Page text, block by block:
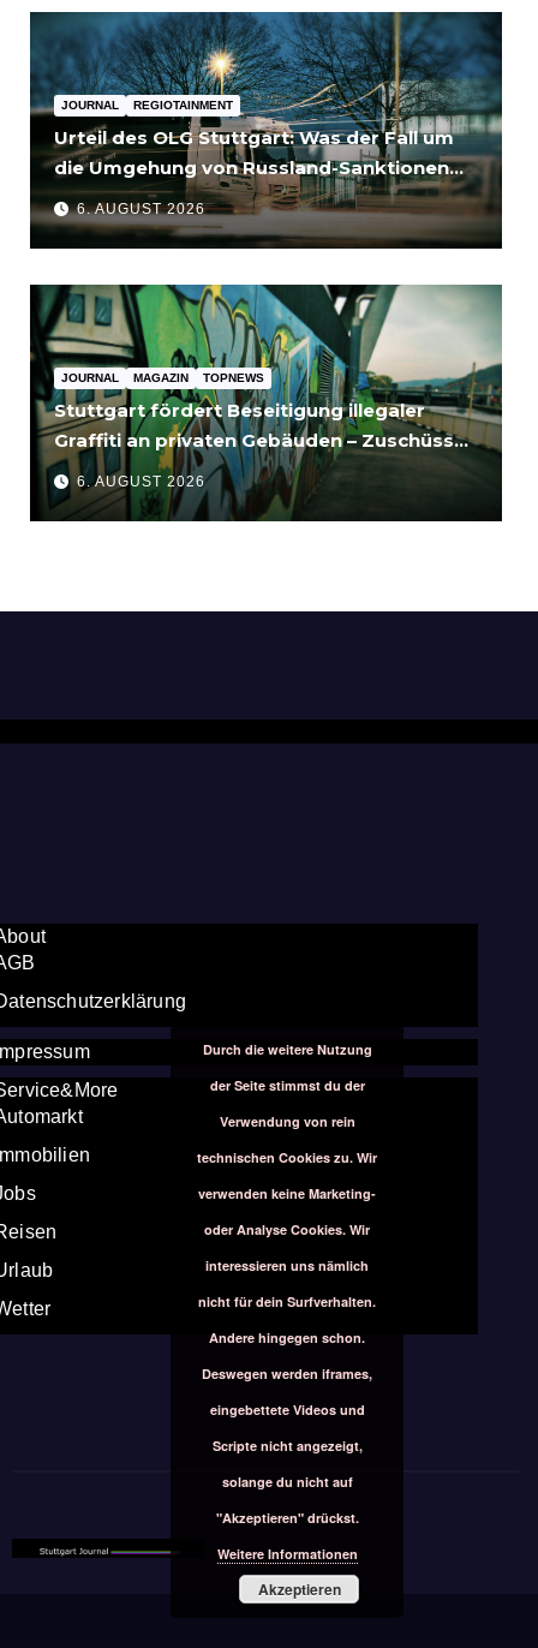
JOURNAL REGIOTAINMENT
Urteil des OLG Stuttgart: Was der Fall um
die Umgehung von Russland-Sanktionen
für Unternehmen bedeutet
6. AUGUST 2026
JOURNAL MAGAZIN TOPNEWS
Stuttgart fördert Beseitigung illegaler
Graffiti an privaten Gebäuden – Zuschüsse
bis 3.500 Euro
6. AUGUST 2026
Durch die weitere Nutzung
der Seite stimmst du der
Verwendung von rein
technischen Cookies zu. Wir
verwenden keine Marketing-
oder Analyse Cookies. Wir
interessieren uns nämlich
nicht für dein Surfverhalten.
Andere hingegen schon.
Deswegen werden iframes,
eingebettete Videos und
Scripte nicht angezeigt,
solange du nicht auf
"Akzeptieren" drückst.
Weitere Informationen
Akzeptieren